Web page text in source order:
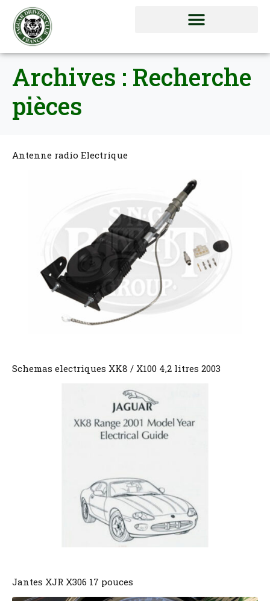
Archives : Recherche
pièces
Antenne radio Electrique
Schemas electriques XK8 / X100 4,2 litres 2003
Jantes XJR X306 17 pouces